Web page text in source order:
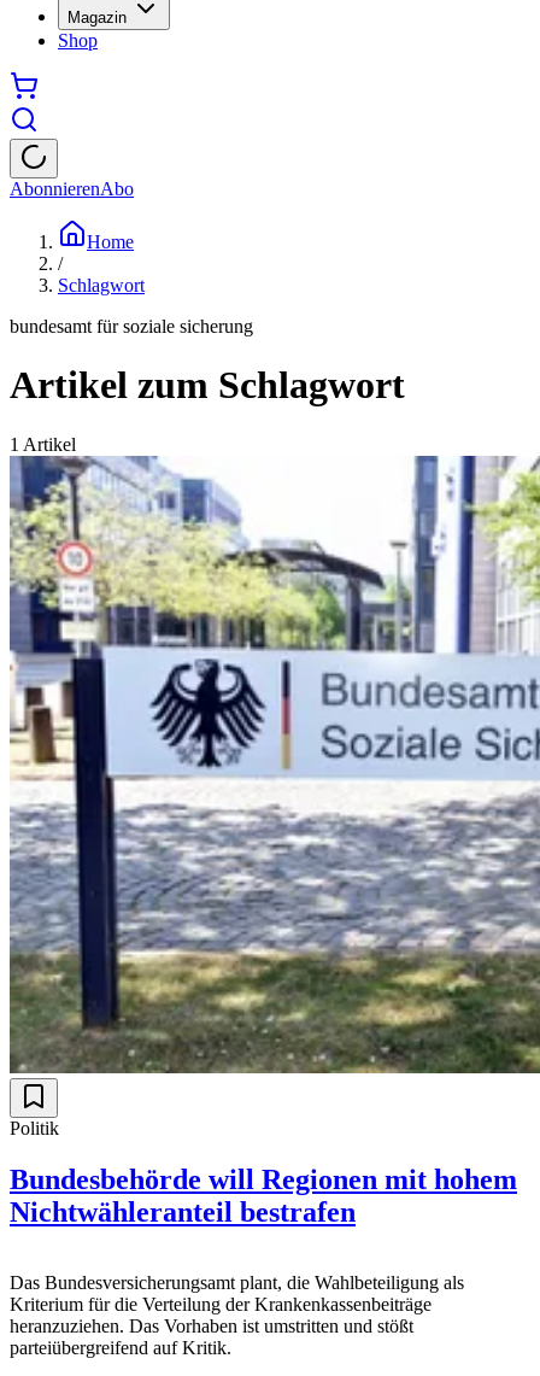
Magazin
Shop
AbonnierenAbo
Home
/
Schlagwort
bundesamt für soziale sicherung
Artikel zum Schlagwort
1 Artikel
Politik
Bundesbehörde will Regionen mit hohem
Nichtwähleranteil bestrafen
Das Bundesversicherungsamt plant, die Wahlbeteiligung als
Kriterium für die Verteilung der Krankenkassenbeiträge
heranzuziehen. Das Vorhaben ist umstritten und stößt
parteiübergreifend auf Kritik.